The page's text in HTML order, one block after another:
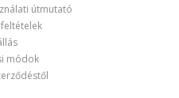
útmutató
módok